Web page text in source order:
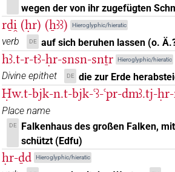
𓁷𓏤 Z5A | 1× PREP (1)
𓁷𔏳[] | 1× (1)
𓁷𔏴[] | 5× PREP (1,2,3,4 ,5)
𓁷𔏴𓏤 | 44×
𓇬𓏤 | 1× PREP (1
𓏤𓁷sic | 1× PREP (1
wegen der von ihr zugefügten
rḏi̯ (ḥr) (ẖꜣꜣ) Hieroglyphic/hieratic
verb DE auf sich beruhen lassen (o.
hꜣ.t-r-tꜣ-ḥr-snsn-snṯr Hieroglyphic/hieratic
Divine epithet DE die zur Erde
Ḥw.t-bjk-n.t-bjk-ꜥꜣ-ꜥpr-dmꜣ.tj-
Place name
DE
Falkenhaus des großen Falken,
schützt (Edfu)
ḥr-ḏd Hieroglyphic/hieratic